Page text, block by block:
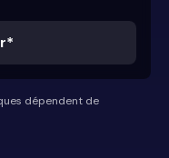
dépendent de